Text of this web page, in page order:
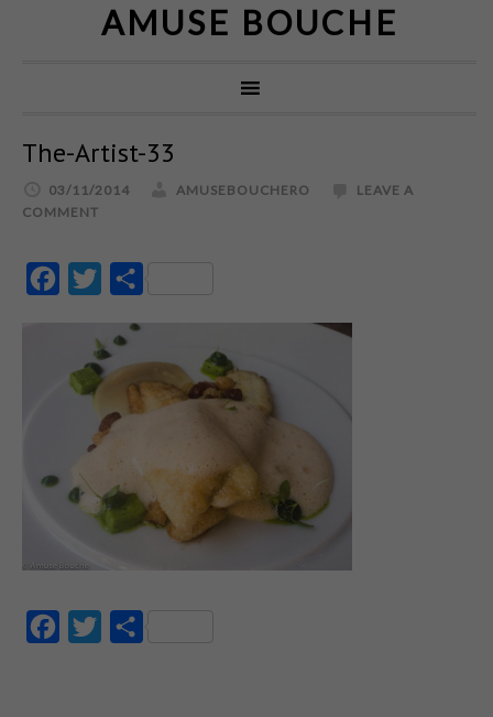
AMUSE BOUCHE
The-Artist-33
03/11/2014 AMUSEBOUCHERO
LEAVE A
COMMENT
FacebookTwitter
FacebookTwitter